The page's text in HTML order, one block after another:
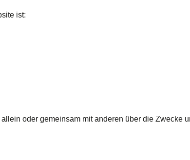
ist:
oder gemeinsam mit anderen über die Zwecke